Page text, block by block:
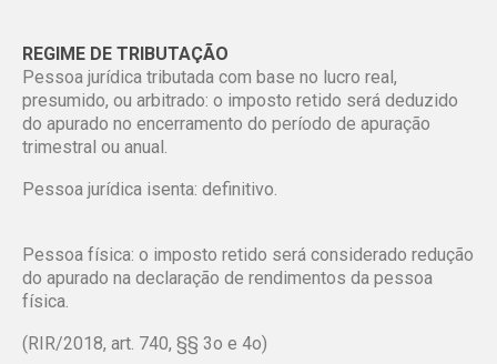
REGIME DE TRIBUTAÇÃO
Pessoa jurídica tributada com base no lucro real,
presumido, ou arbitrado: o imposto retido será deduzido
do apurado no encerramento do período de apuração
trimestral ou anual.
Pessoa jurídica isenta: definitivo.
Pessoa física: o imposto retido será considerado redução
do apurado na declaração de rendimentos da pessoa
física.
(RIR/2018, art. 740, §§ 3o e 4o)